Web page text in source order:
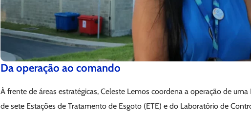
Da operação ao comando
À frente de áreas estratégicas, Celeste Lemos coordena a operação de
de sete Estações de Tratamento de Esgoto (ETE) e do Laboratório de